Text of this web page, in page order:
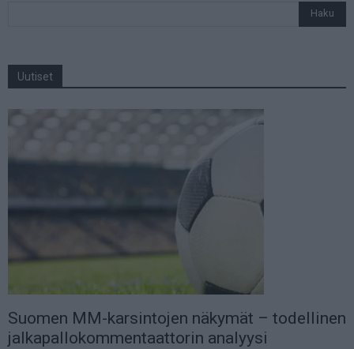
Uutiset
Suomen MM-karsintojen näkymät – todellinen
jalkapallokommentaattorin analyysi